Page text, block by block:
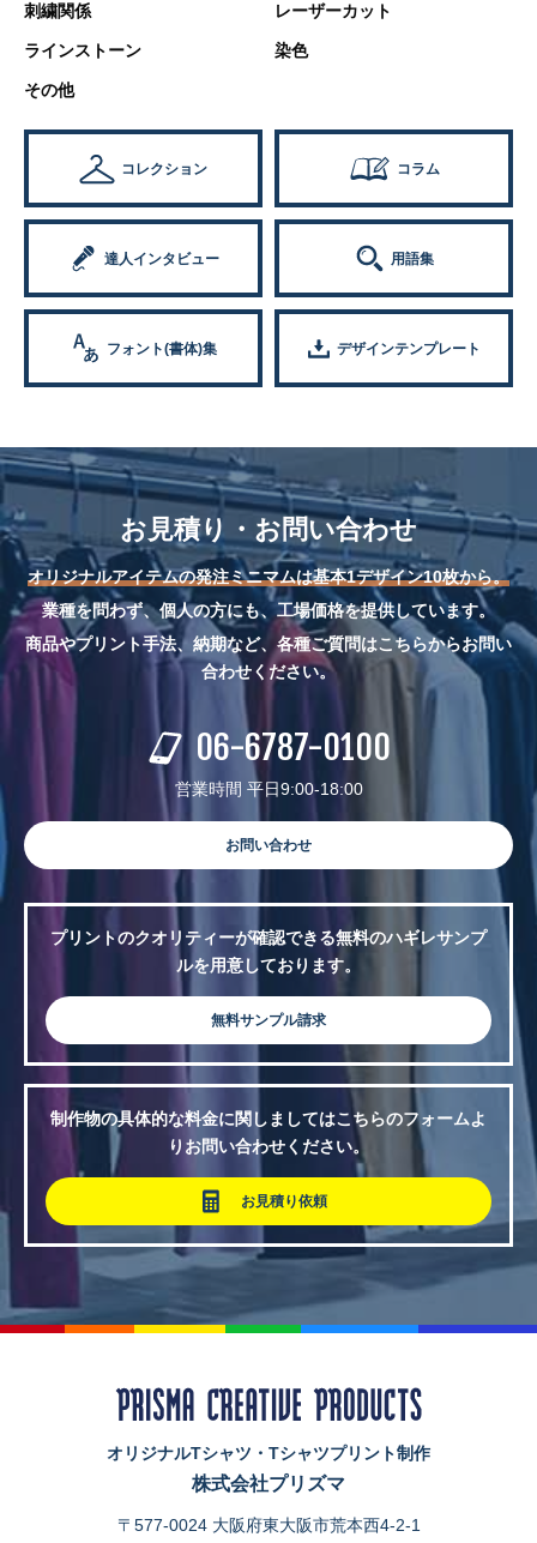
刺繍関係 レーザーカット
ラインストーン 染色
その他
コレクション コラム
達人インタビュー 用語集
フォント(書体)集 デザインテンプレート
お見積り・お問い合わせ
オリジナルアイテムの発注ミニマムは基本1デザイン10枚から。
業種を問わず、個人の方にも、工場価格を提供しています。
商品やプリント手法、納期など、各種ご質問はこちらからお問い
合わせください。
06-6787-0100
営業時間 平日9:00-18:00
お問い合わせ
プリントのクオリティーが確認できる無料のハギレサンプ
ルを用意しております。
無料サンプル請求
制作物の具体的な料金に関しましてはこちらのフォームよ
りお問い合わせください。
お見積り依頼
オリジナルTシャツ・Tシャツプリント制作
株式会社プリズマ
〒577-0024 大阪府東大阪市荒本西4-2-1